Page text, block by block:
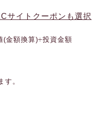
サイトクーポンも選択
金額換算)÷投資金額
。